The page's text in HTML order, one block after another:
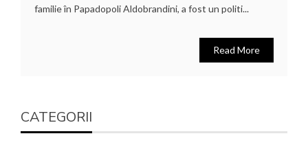
familie în Papadopoli Aldobrandini, a fost un politi...
Read More
CATEGORII